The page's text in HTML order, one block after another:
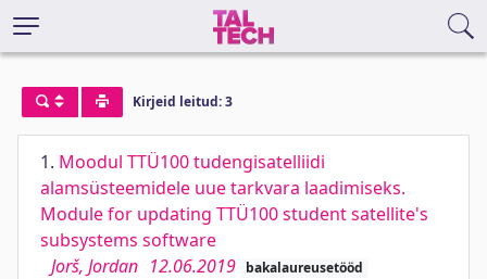
Kirjeid leitud: 3
1. Moodul TTÜ100 tudengisatelliidi
alamsüsteemidele uue tarkvara laadimiseks.
Module for updating TTÜ100 student satellite's
subsystems software
Jorš, Jordan 12.06.2019 bakalaureusetööd